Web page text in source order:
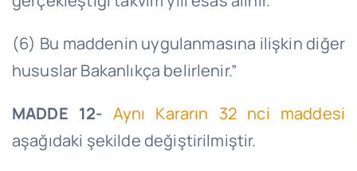
(6) Bu maddenin uygulanmasına ilişkin diğer
hususlar Bakanlıkça belirlenir.”
MADDE 12- Aynı Kararın 32 nci maddesi
aşağıdaki şekilde değiştirilmiştir.